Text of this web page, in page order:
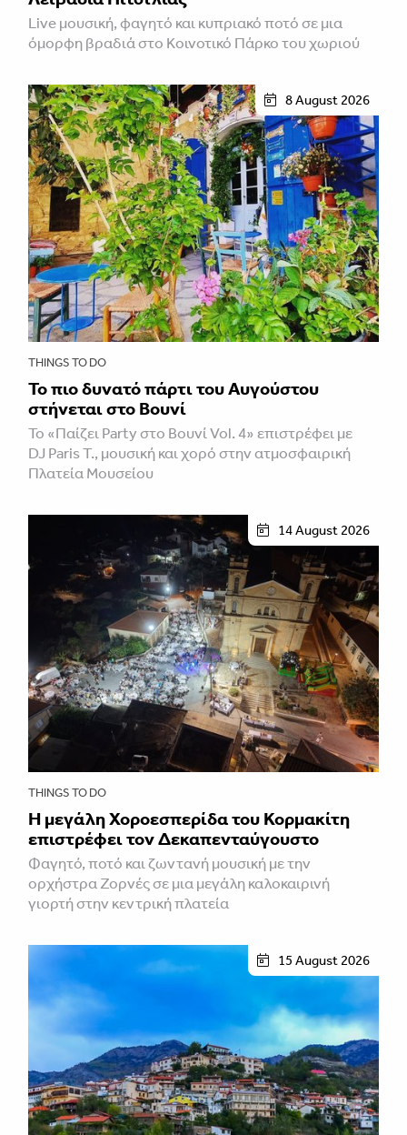
Live μουσική, φαγητό και κυπριακό ποτό σε μια
όμορφη βραδιά στο Κοινοτικό Πάρκο του χωριού
8 August 2026
THINGS TO DO
Το πιο δυνατό πάρτι του Αυγούστου
στήνεται στο Βουνί
Το «Παίζει Party στο Βουνί Vol. 4» επιστρέφει με
DJ Paris T., μουσική και χορό στην ατμοσφαιρική
Πλατεία Μουσείου
14 August 2026
THINGS TO DO
Η μεγάλη Χοροεσπερίδα του Κορμακίτη
επιστρέφει τον Δεκαπενταύγουστο
Φαγητό, ποτό και ζωντανή μουσική με την
ορχήστρα Ζορνές σε μια μεγάλη καλοκαιρινή
γιορτή στην κεντρική πλατεία
15 August 2026